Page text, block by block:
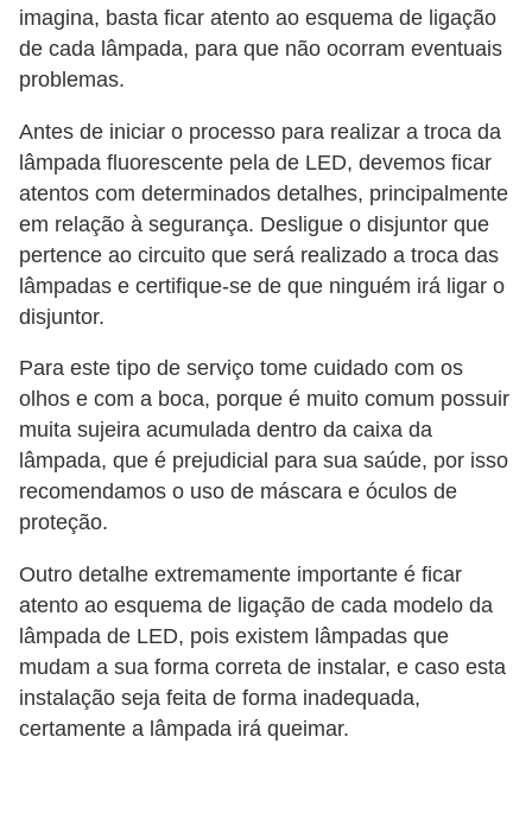
imagina, basta ficar atento ao esquema de ligação
de cada lâmpada, para que não ocorram eventuais
problemas.
Antes de iniciar o processo para realizar a troca da
lâmpada fluorescente pela de LED, devemos ficar
atentos com determinados detalhes, principalmente
em relação à segurança. Desligue o disjuntor que
pertence ao circuito que será realizado a troca das
lâmpadas e certifique-se de que ninguém irá ligar o
disjuntor.
Para este tipo de serviço tome cuidado com os
olhos e com a boca, porque é muito comum possuir
muita sujeira acumulada dentro da caixa da
lâmpada, que é prejudicial para sua saúde, por isso
recomendamos o uso de máscara e óculos de
proteção.
Outro detalhe extremamente importante é ficar
atento ao esquema de ligação de cada modelo da
lâmpada de LED, pois existem lâmpadas que
mudam a sua forma correta de instalar, e caso esta
instalação seja feita de forma inadequada,
certamente a lâmpada irá queimar.
e
C
r
s
o
s
d
e
e
l
é
t
r
c
a
e
m
v